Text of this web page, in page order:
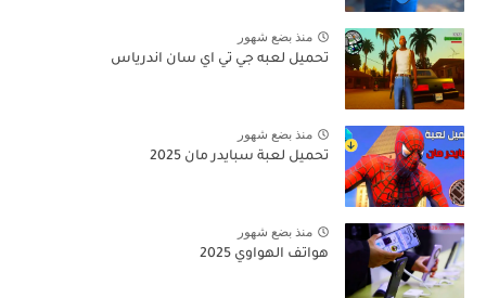
منذ بضع شهور
تحميل لعبه جي تي اي سان اندرياس
منذ بضع شهور
تحميل لعبة سبايدر مان 2025
منذ بضع شهور
هواتف الهواوي 2025